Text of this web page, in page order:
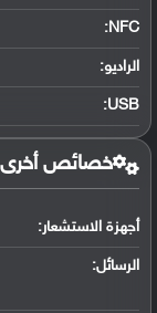
NFC
:
الراديو:
USB
:
خصائص أخرى
أجهزة الاستشعار:
الرسائل: